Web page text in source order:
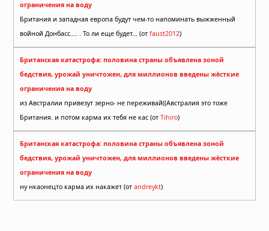
ограничения на воду
Британия и западная европа будут чем-то напоминать выжженный
войной Донбасс.... . То ли еще будет... (от faust2012)
Британская катастрофа: половина страны объявлена зоной
бедствия, урожай уничтожен, для миллионов введены жёсткие
ограничения на воду
из Австралии привезут зерно- не переживай((Австралия это тоже
Британия. и потом карма их тебя не кас (от Tihiro)
Британская катастрофа: половина страны объявлена зоной
бедствия, урожай уничтожен, для миллионов введены жёсткие
ограничения на воду
ну нкаонецто карма их накажет (от andreykt)